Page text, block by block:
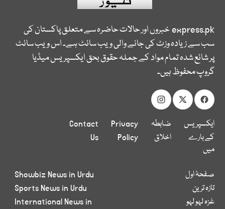
express.pkخبروں اور حالات حاضرہ سے متعلق پاکستان کی
سب سے زیادہ وزٹ کی جانے والی ویب سائٹ ہے۔ اس ویب سائٹ
پر شائع شدہ تمام مواد کے جملہ حقوق بحق ایکسپریس میڈیا
گروپ محفوظ ہیں۔
ایکسپریس
کے بارے
میں
ضابطہ
اخلاق
Privacy
Policy
Contact
Us
صفحۂ اول
تازہ ترین
غزہ لہو لہو
Showbiz News in Urdu
Sports News in Urdu
International News in